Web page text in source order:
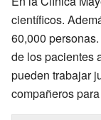
científicos.
60,000
de los pacientes
pueden trabajar
compañeros